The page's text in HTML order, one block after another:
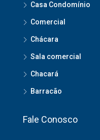
Casa Condomínio
Comercial
Chácara
Sala comercial
Chacará
Barracão
Fale Conosco